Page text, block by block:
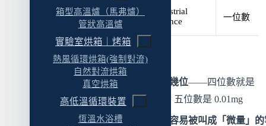
箱型高溫爐（馬弗爐）
管狀高溫爐
實驗室烘箱｜烤箱
熱風循環烘箱(強制對流)
自然對流烘箱
真空烘箱
高低溫循環裝置
恆溫水浴槽
相關產品分類
延伸閱讀
工業天平 / 大秤
重精密
Industrial
Balance
一位數
幾個讀表的提醒：
「位數」是指小數點以下幾位——四位數就是
0.1mg（小數點下四位）、五位數是 0.01mg
「半微量」是繁中市場最容易被叫成「微量」